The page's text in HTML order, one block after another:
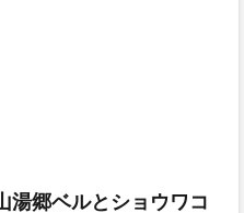
郷ベルとショウワコ